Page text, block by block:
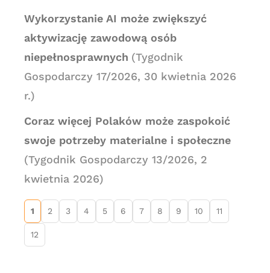
Wykorzystanie AI może zwiększyć
aktywizację zawodową osób
niepełnosprawnych (Tygodnik
Gospodarczy 17/2026, 30 kwietnia 2026
r.)
Coraz więcej Polaków może zaspokoić
swoje potrzeby materialne i społeczne
(Tygodnik Gospodarczy 13/2026, 2
kwietnia 2026)
1 2 3 4 5 6 7 8 9 10 11
12